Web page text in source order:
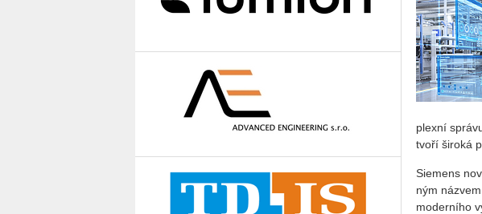
plex­ní
tvoří ši­ro­ká
Si­e­mens
ným
mo­der­ní­ho